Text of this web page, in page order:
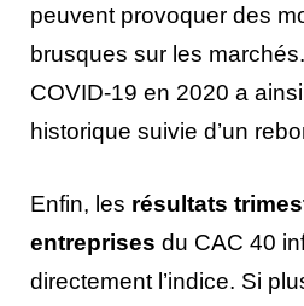
peuvent provoquer des
brusques sur les
COVID-19 en 2020 a
historique suivie d’un
Enfin, les résultats
entreprises du CAC 40
directement l’indice. Si